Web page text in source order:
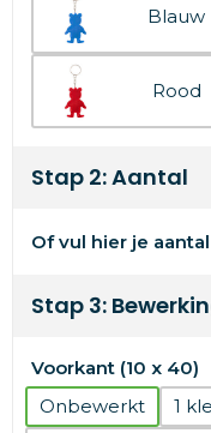
Blauw
Rood
Stap 2: Aantal
Of vul hier je
Stap 3:
Voorkant (10 x 40)
Onbewerkt
1